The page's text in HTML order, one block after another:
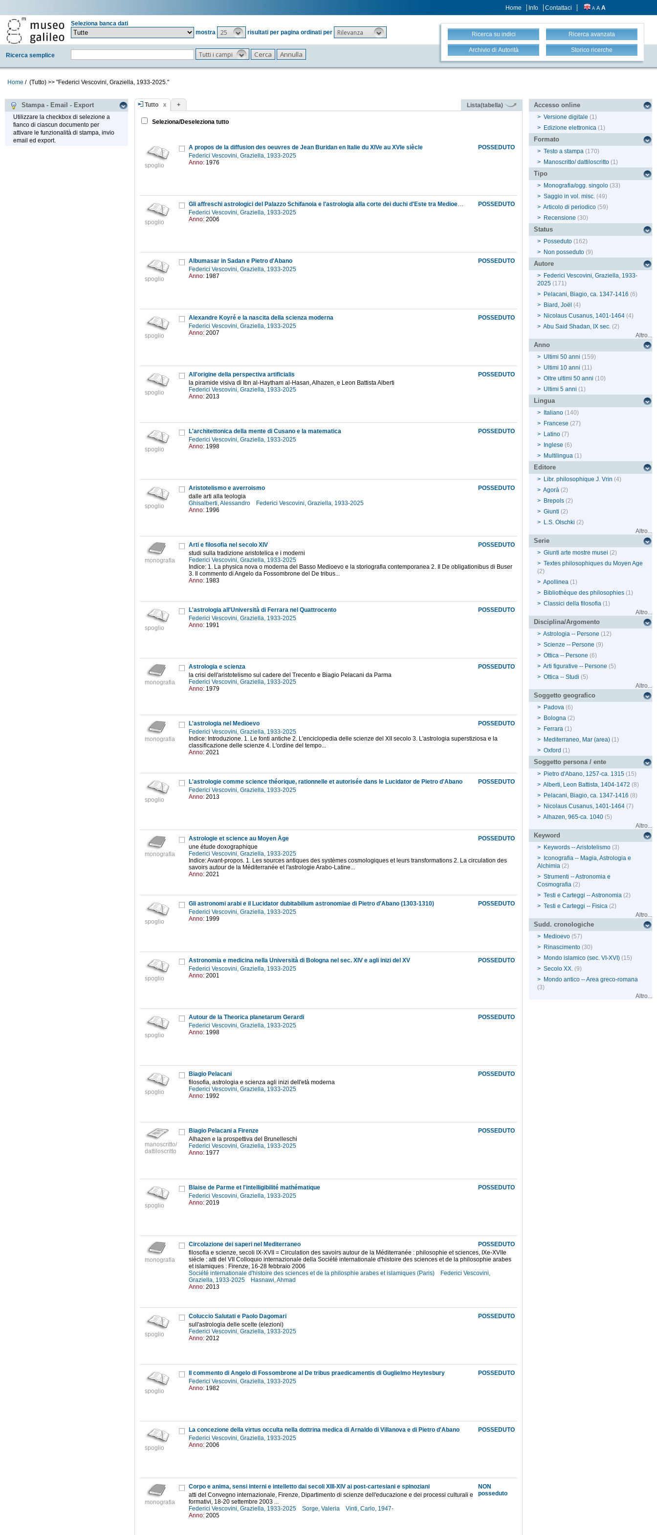
Home Info Contattaci A A A
Seleziona banca dati
mostra
25 risultati per pagina ordinati per Rilevanza
Ricerca semplice Tutti i campi
Ricerca su indici Ricerca avanzata
Archivio di Autorità Storico ricerche
Home / (Tutto) >> "Federici Vescovini, Graziella, 1933-2025."
Stampa - Email - Export
Utilizzare la checkbox di selezione a
fianco di ciascun documento per
attivare le funzionalità di stampa, invio
email ed export.
Tutto + Lista(tabella)
Seleziona/Deseleziona tutto
spoglio
POSSEDUTO
A propos de la diffusion des oeuvres de Jean Buridan en Italie du XIVe au XVIe siècle
Federici Vescovini, Graziella, 1933-2025
Anno: 1976
spoglio
POSSEDUTO
Gli affreschi astrologici del Palazzo Schifanoia e l'astrologia alla corte dei duchi d'Este tra Medioevo e Rinascimento
Federici Vescovini, Graziella, 1933-2025
Anno: 2006
spoglio
POSSEDUTO
Albumasar in Sadan e Pietro d'Abano
Federici Vescovini, Graziella, 1933-2025
Anno: 1987
spoglio
POSSEDUTO
Alexandre Koyré e la nascita della scienza moderna
Federici Vescovini, Graziella, 1933-2025
Anno: 2007
spoglio
POSSEDUTO
All'origine della perspectiva artificialis
la piramide visiva di Ibn al-Haytham al-Hasan, Alhazen, e Leon Battista Alberti
Federici Vescovini, Graziella, 1933-2025
Anno: 2013
spoglio
POSSEDUTO
L'architettonica della mente di Cusano e la matematica
Federici Vescovini, Graziella, 1933-2025
Anno: 1998
spoglio
POSSEDUTO
Aristotelismo e averroismo
dalle arti alla teologia
Ghisalberti, Alessandro
Federici Vescovini, Graziella, 1933-2025
Anno: 1996
monografia
POSSEDUTO
Arti e filosofia nel secolo XIV
studi sulla tradizione aristotelica e i moderni
Federici Vescovini, Graziella, 1933-2025
Indice: 1. La physica nova o moderna del Basso Medioevo e la storiografia contemporanea 2. Il De obligationibus di Buser
3. Il commento di Angelo da Fossombrone del De tribus...
Anno: 1983
spoglio
POSSEDUTO
L'astrologia all'Università di Ferrara nel Quattrocento
Federici Vescovini, Graziella, 1933-2025
Anno: 1991
monografia
POSSEDUTO
Astrologia e scienza
la crisi dell'aristotelismo sul cadere del Trecento e Biagio Pelacani da Parma
Federici Vescovini, Graziella, 1933-2025
Anno: 1979
monografia
POSSEDUTO
L'astrologia nel Medioevo
Federici Vescovini, Graziella, 1933-2025
Indice: Introduzione. 1. Le fonti antiche 2. L'enciclopedia delle scienze del XII secolo 3. L'astrologia superstiziosa e la
classificazione delle scienze 4. L'ordine del tempo...
Anno: 2021
spoglio
POSSEDUTO
L'astrologie comme science théorique, rationnelle et autorisée dans le Lucidator de Pietro d'Abano
Federici Vescovini, Graziella, 1933-2025
Anno: 2013
monografia
POSSEDUTO
Astrologie et science au Moyen Âge
une étude doxographique
Federici Vescovini, Graziella, 1933-2025
Indice: Avant-propos. 1. Les sources antiques des systèmes cosmologiques et leurs transformations 2. La circulation des
savoirs autour de la Méditerranée et l'astrologie Arabo-Latine...
Anno: 2021
spoglio
POSSEDUTO
Gli astronomi arabi e il Lucidator dubitabilium astronomiae di Pietro d'Abano (1303-1310)
Federici Vescovini, Graziella, 1933-2025
Anno: 1999
spoglio
POSSEDUTO
Astronomia e medicina nella Università di Bologna nel sec. XIV e agli inizi del XV
Federici Vescovini, Graziella, 1933-2025
Anno: 2001
spoglio
POSSEDUTO
Autour de la Theorica planetarum Gerardi
Federici Vescovini, Graziella, 1933-2025
Anno: 1998
spoglio
POSSEDUTO
Biagio Pelacani
filosofia, astrologia e scienza agli inizi dell'età moderna
Federici Vescovini, Graziella, 1933-2025
Anno: 1992
manoscritto/
dattiloscritto
POSSEDUTO
Biagio Pelacani a Firenze
Alhazen e la prospettiva del Brunelleschi
Federici Vescovini, Graziella, 1933-2025
Anno: 1977
spoglio
POSSEDUTO
Blaise de Parme et l'intelligibilité mathématique
Federici Vescovini, Graziella, 1933-2025
Anno: 2019
monografia
POSSEDUTO
Circolazione dei saperi nel Mediterraneo
filosofia e scienze, secoli IX-XVII = Circulation des savoirs autour de la Méditerranée : philosophie et sciences, IXe-XVIIe
siécle : atti del VII Colloquio internazionale della Société internationale d'histoire des sciences et de la philosophie arabes
et islamiques : Firenze, 16-28 febbraio 2006
Société internationale d'histoire des sciences et de la philosphie arabes et islamiques (Paris)
Federici Vescovini,
Graziella, 1933-2025
Hasnawi, Ahmad
Anno: 2013
spoglio
POSSEDUTO
Coluccio Salutati e Paolo Dagomari
sull'astrologia delle scelte (elezioni)
Federici Vescovini, Graziella, 1933-2025
Anno: 2012
spoglio
POSSEDUTO
Il commento di Angelo di Fossombrone al De tribus praedicamentis di Guglielmo Heytesbury
Federici Vescovini, Graziella, 1933-2025
Anno: 1982
spoglio
POSSEDUTO
La concezione della virtus occulta nella dottrina medica di Arnaldo di Villanova e di Pietro d'Abano
Federici Vescovini, Graziella, 1933-2025
Anno: 2006
monografia
NON
posseduto
Corpo e anima, sensi interni e intelletto dai secoli XIII-XIV ai post-cartesiani e spinoziani
atti del Convegno internazionale, Firenze, Dipartimento di scienze dell'educazione e dei processi culturali e
formativi, 18-20 settembre 2003 ...
Federici Vescovini, Graziella, 1933-2025
Sorge, Valeria
Vinti, Carlo, 1947-
Anno: 2005
Accesso online
> Versione digitale (1)
> Edizione elettronica (1)
Formato
> Testo a stampa (170)
> Manoscritto/ dattiloscritto (1)
Tipo
> Monografia/ogg. singolo (33)
> Saggio in vol. misc. (49)
> Articolo di periodico (59)
> Recensione (30)
Status
> Posseduto (162)
> Non posseduto (9)
Autore
> Federici Vescovini, Graziella, 1933-
2025 (171)
> Pelacani, Biagio, ca. 1347-1416 (6)
> Biard, Joël (4)
> Nicolaus Cusanus, 1401-1464 (4)
> Abu Said Shadan, IX sec. (2)
Altro...
Anno
> Ultimi 50 anni (159)
> Ultimi 10 anni (11)
> Oltre ultimi 50 anni (10)
> Ultimi 5 anni (1)
Lingua
> Italiano (140)
> Francese (27)
> Latino (7)
>
Inglese (6)
> Multilingua (1)
Editore
> Libr. philosophique J. Vrin (4)
> Agorà (2)
> Brepols (2)
> Giunti (2)
> L.S. Olschki (2)
Altro...
Serie
> Giunti arte mostre musei (2)
> Textes philosophiques du Moyen Age
(2)
> Apollinea (1)
> Bibliothèque des philosophies (1)
> Classici della filosofia (1)
Altro...
Disciplina/Argomento
> Astrologia -- Persone (12)
> Scienze -- Persone (9)
> Ottica -- Persone (6)
> Arti figurative -- Persone (5)
> Ottica -- Studi (5)
Altro...
Soggetto geografico
> Padova (6)
> Bologna (2)
> Ferrara (1)
> Mediterraneo, Mar (area) (1)
> Oxford (1)
Soggetto persona / ente
> Pietro d'Abano, 1257-ca. 1315 (15)
> Alberti, Leon Battista, 1404-1472 (8)
> Pelacani, Biagio, ca. 1347-1416 (8)
> Nicolaus Cusanus, 1401-1464 (7)
> Alhazen, 965-ca. 1040 (5)
Altro...
Keyword
> Keywords -- Aristotelismo (3)
>
Iconografia -- Magia, Astrologia e
Alchimia (2)
> Strumenti -- Astronomia e
Cosmografia (2)
> Testi e Carteggi -- Astronomia (2)
> Testi e Carteggi -- Fisica (2)
Altro...
Sudd. cronologiche
> Medioevo (57)
> Rinascimento (30)
> Mondo islamico (sec. VI-XVI) (15)
> Secolo XX. (9)
> Mondo antico -- Area greco-romana
(3)
Altro...